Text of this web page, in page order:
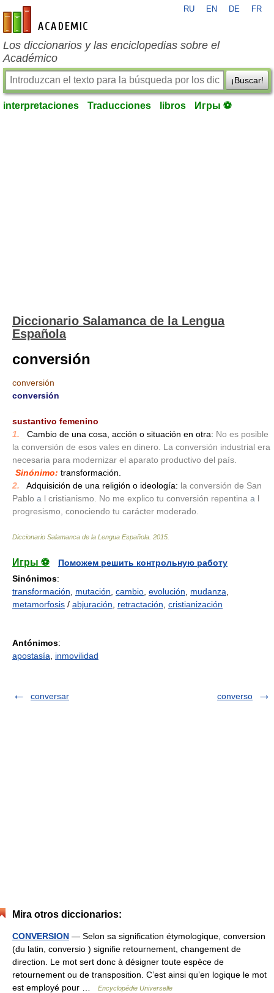
es-academic.com
RU EN DE FR
Los diccionarios y las enciclopedias sobre el
Académico
¡Buscar!
interpretaciones Traducciones libros Игры ⚽
Diccionario Salamanca de la Lengua
Española
conversión
conversión
conversión
sustantivo femenino
1.
Cambio de una cosa, acción o situación en otra: No es posible
la conversión de esos vales en dinero. La conversión industrial era
necesaria para modernizar el aparato productivo del país.
Sinónimo: transformación.
2.
Adquisición de una religión o ideología: la conversión de San
Pablo a l cristianismo. No me explico tu conversión repentina a l
progresismo, conociendo tu carácter moderado.
Diccionario Salamanca de la Lengua Española 2015
Игры ⚽
Поможем решить контрольную работу
Sinónimos:
transformación
mutación cambio evolución mudanza
metamorfosis / abjuración retractación cristianización
Antónimos:
apostasía
inmovilidad
conversar converso
Mira otros diccionarios:
CONVERSION — Selon sa signification étymologique, conversion
(du latin, conversio ) signifie retournement, changement de
direction. Le mot sert donc à désigner toute espèce de
retournement ou de transposition. C’est ainsi qu’en logique le mot
est employé pour …
Encyclopédie Universelle